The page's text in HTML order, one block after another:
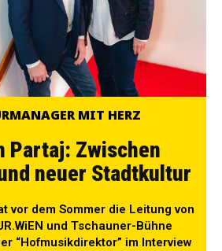
MIT HERZ
Partaj: Zwischen
neuer Stadtkultur
vor dem Sommer die Leitung von
und Tschauner-Bühne
“Hofmusikdirektor” im Interview